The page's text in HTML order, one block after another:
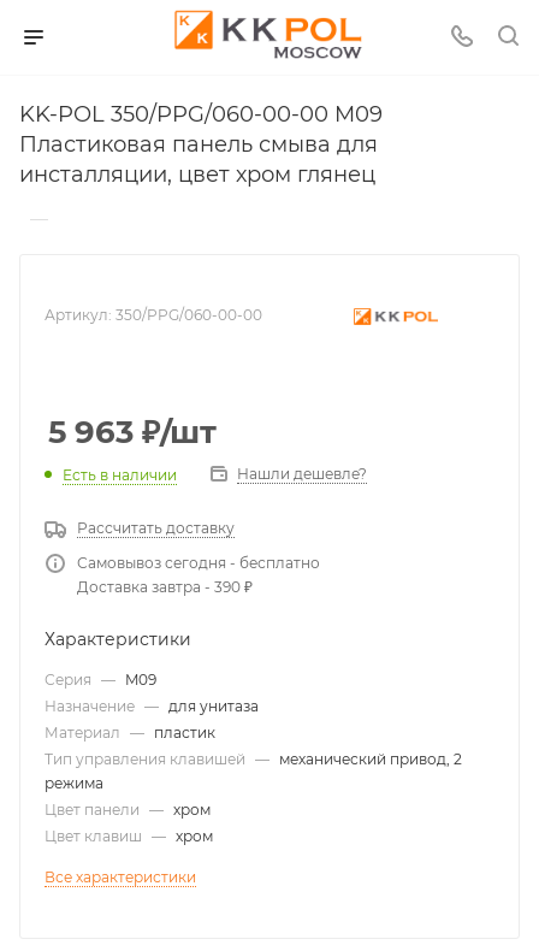
KK-POL 350/PPG/060-00-00 M09
Пластиковая панель смыва для
инсталляции, цвет хром глянец
—
Артикул: 350/PPG/060-00-00
5 963 ₽/шт
Есть в наличии Нашли дешевле?
Рассчитать доставку
Самовывоз сегодня - бесплатно
Доставка завтра - 390 ₽
Характеристики
Серия — M09
Назначение — для унитаза
Материал — пластик
Тип управления клавишей — механический привод, 2
режима
Цвет панели — хром
Цвет клавиш — хром
Все характеристики